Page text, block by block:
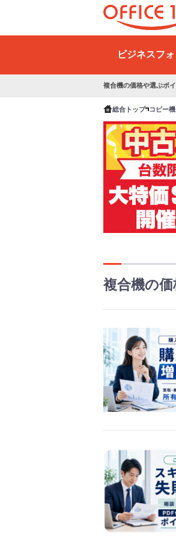
H
e
ビジネスフ
複合機の価格や選ぶポ
総合トップ コピー
キ
ャ
ン
ン
情
中
古
複
超
特
キ
ー
複合機の